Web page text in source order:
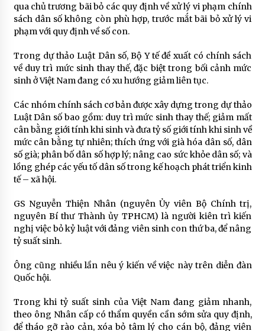
qua chủ trương bãi bỏ các quy định về xử lý vi phạm chính
sách dân số không còn phù hợp, trước mắt bãi bỏ xử lý vi
phạm với quy định về số con.
Trong dự thảo Luật Dân số, Bộ Y tế đề xuất có chính sách
về duy trì mức sinh thay thế, đặc biệt trong bối cảnh mức
sinh ở Việt Nam đang có xu hướng giảm liên tục.
Các nhóm chính sách cơ bản được xây dựng trong dự thảo
Luật Dân số bao gồm: duy trì mức sinh thay thế; giảm mất
cân bằng giới tính khi sinh và đưa tỷ số giới tính khi sinh về
mức cân bằng tự nhiên; thích ứng với già hóa dân số, dân
số già; phân bố dân số hợp lý; nâng cao sức khỏe dân số; và
lồng ghép các yếu tố dân số trong kế hoạch phát triển kinh
tế – xã hội.
GS Nguyễn Thiện Nhân (nguyên Ủy viên Bộ Chính trị,
nguyên Bí thư Thành ủy TPHCM) là người kiên trì kiến
nghị việc bỏ kỷ luật với đảng viên sinh con thứ ba, để nâng
tỷ suất sinh.
Ông cũng nhiều lần nêu ý kiến về việc này trên diễn đàn
Quốc hội.
Trong khi tỷ suất sinh của Việt Nam đang giảm nhanh,
theo ông Nhân cấp có thẩm quyền cần sớm sửa quy định,
để tháo gỡ rào cản, xóa bỏ tâm lý cho cán bộ, đảng viên